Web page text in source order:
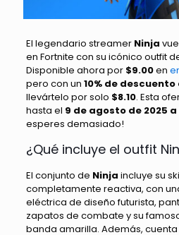
El legendario streamer Ninja
en Fortnite con su icónico outfit
Disponible ahora por $9.00en
pero con un 10% de
llevártelo por solo $8.10. Esta
hasta el 9 de agosto de 2025 a
esperes demasiado!
¿Qué incluye el outfit
El conjunto de Ninja incluye su
completamente reactiva, con
eléctrica de diseño futurista,
zapatos de combate y su
banda amarilla. Además,